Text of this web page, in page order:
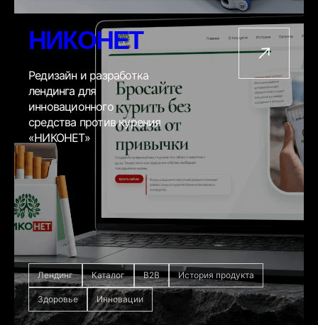
НИКОНЕТ
Редизайн и разработка
лендинга для
инновационного
средства против курения
«НИКОНЕТ»
Лендинг Каталог B2B История продукта
Здоровье Инновации